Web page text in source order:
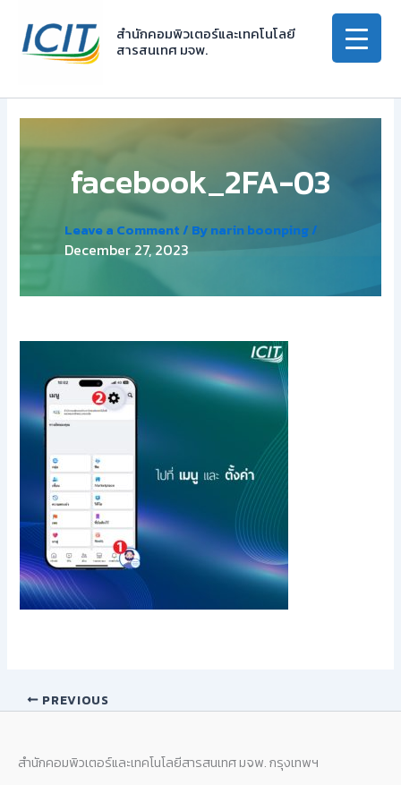
content
สำนักคอมพิวเตอร์และเทคโนโลยี
สารสนเทศ มจพ.
facebook_2FA-03
Leave a Comment / Bynarin boonping/
December 27, 2023
PREVIOUS
สำนักคอมพิวเตอร์และเทคโนโลยีสารสนเทศ มจพ. กรุงเทพฯ